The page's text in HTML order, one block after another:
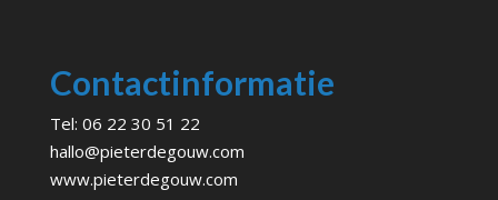
Contactinformatie
Tel: 06 22 30 51 22
hallo@pieterdegouw.com
www.pieterdegouw.com